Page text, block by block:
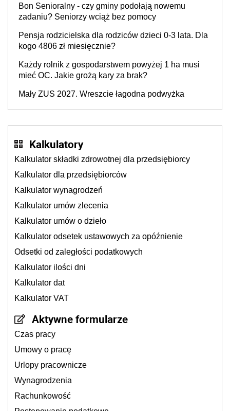
Bon Senioralny - czy gminy podołają nowemu
zadaniu? Seniorzy wciąż bez pomocy
Pensja rodzicielska dla rodziców dzieci 0-3 lata. Dla
kogo 4806 zł miesięcznie?
Każdy rolnik z gospodarstwem powyżej 1 ha musi
mieć OC. Jakie grożą kary za brak?
Mały ZUS 2027. Wreszcie łagodna podwyżka
Kalkulatory
Kalkulator składki zdrowotnej dla przedsiębiorcy
Kalkulator dla przedsiębiorców
Kalkulator wynagrodzeń
Kalkulator umów zlecenia
Kalkulator umów o dzieło
Kalkulator odsetek ustawowych za opóźnienie
Odsetki od zaległości podatkowych
Kalkulator ilości dni
Kalkulator dat
Kalkulator VAT
Aktywne formularze
Czas pracy
Umowy o pracę
Urlopy pracownicze
Wynagrodzenia
Rachunkowość